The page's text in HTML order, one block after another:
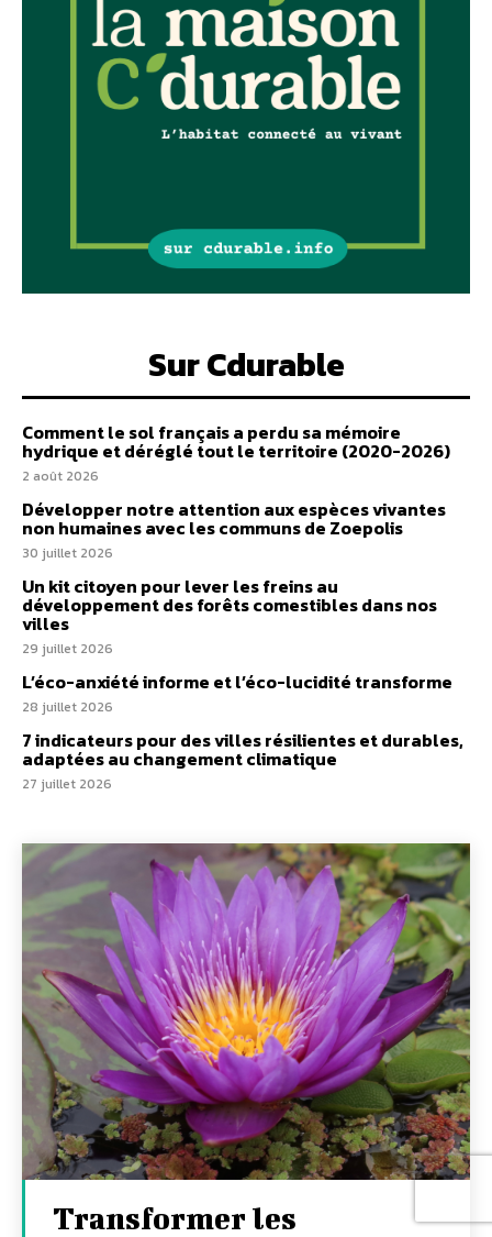
Sur Cdurable
Comment le sol français a perdu sa mémoire
hydrique et déréglé tout le territoire (2020-2026)
2 août 2026
Développer notre attention aux espèces vivantes
non humaines avec les communs de Zoepolis
30 juillet 2026
Un kit citoyen pour lever les freins au
développement des forêts comestibles dans nos
villes
29 juillet 2026
L’éco-anxiété informe et l’éco-lucidité transforme
28 juillet 2026
7 indicateurs pour des villes résilientes et durables,
adaptées au changement climatique
27 juillet 2026
Transformer les